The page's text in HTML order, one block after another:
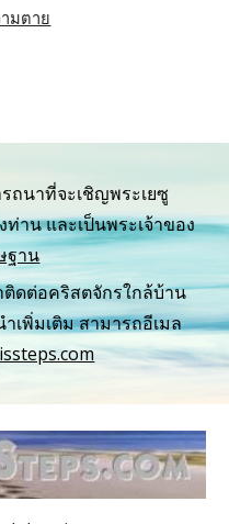
มตาย
ถนาที่จะเชิญพระเยซู
าน และเป็นพระเจ้าของ
ฐาน
ดต่อคริสตจักรใกล้บ้าน
เพิ่มเติม สามารถอีเมล